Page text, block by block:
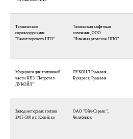
Техническое
перевооружение
"Самотлорского НПЗ"
Тюменская нефтяная
компания, ООО
"Нижневартовское НПО"
Модернизация топливной
части НПЗ "Петротел-
ЛУКОЙЛ"
ЛУКОИЛ-Румыния,
Бухарест, Румыния
Завод моторных топлив
ЗМТ-500 в г. Копейске
ОАО "Ойл-Сервис",
Челябинск